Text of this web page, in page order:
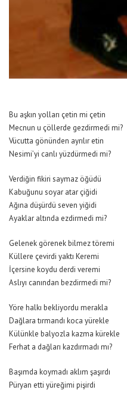
Bu aşkın yolları çetin mi çetin
Mecnun u çöllerde gezdirmedi mi?
Vücutta gönünden ayrılır etin
Nesimi’yi canlı yüzdürmedi mi?
Verdiğin fikiri saymaz öğüdü
Kabuğunu soyar atar çiğidi
Ağına düşürdü seven yiğidi
Ayaklar altında ezdirmedi mi?
Gelenek görenek bilmez töremi
Küllere çevirdi yaktı Keremi
İçersine koydu derdi veremi
Aslıyı canından bezdirmedi mi?
Yöre halkı bekliyordu merakla
Dağlara tırmandı koca yürekle
Külünkle balyozla kazma kürekle
Ferhat a dağları kazdırmadı mı?
Başımda koymadı aklım şaşırdı
Püryan etti yüreğimi pişirdi